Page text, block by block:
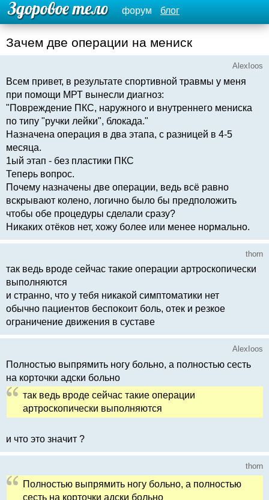
форум блог
Зачем две операции на мениск
AlexIoos
Всем привет, в результате спортивной травмы у меня
при помощи МРТ вынесли диагноз:
"Повреждение ПКС, наружного и внутреннего мениска
по типу "ручки лейки", блокада."
Назначена операция в два этапа, с разницей в 4-5
месяца.
1ый этап - без пластики ПКС
Теперь вопрос.
Почему назначены две операции, ведь всё равно
вскрывают колено, логично было бы предположить
чтобы обе процедуры сделали сразу?
Никаких отёков нет, хожу более или менее нормально.
thorn
так ведь вроде сейчас такие операции артроскопически
выполняются
и странно, что у тебя никакой симптоматики нет
обычно пациентов беспокоит боль, отек и резкое
ограничение движения в суставе
AlexIoos
Полностью выпрямить ногу больно, а полностью сесть
на корточки адски больно
так ведь вроде сейчас такие операции
артроскопически выполняются
и что это значит ?
thorn
Полностью выпрямить ногу больно, а полностью
сесть на корточки адски больно